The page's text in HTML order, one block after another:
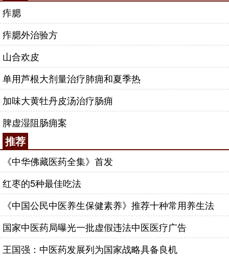
痄腮
痄腮外治验方
山合欢皮
单用芦根大剂量治疗肺痈和夏季热
加味大黄牡丹皮汤治疗肠痈
脾虚湿阻肠痈案
推荐
《中华佛藏医药全集》首发
红枣的5种最佳吃法
《中国公民中医养生保健素养》推荐十种常用养生法
国家中医药局曝光一批虚假违法中医医疗广告
王国强：中医药发展列为国家战略具备良机